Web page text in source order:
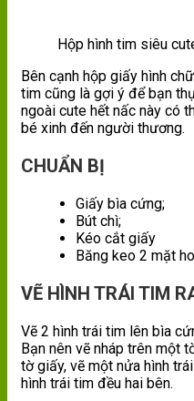
Hộp hình tim siêu
Bên cạnh hộp giấy hình
tim cũng là gợi ý để bạn
ngoài cute hết nấc này có
bé xinh đến người thương.
CHUẨN BỊ
Giấy bìa cứng;
Bút chì;
Kéo cắt giấy
Băng keo 2 mặt
VẼ HÌNH TRÁI TIM
Vẽ 2 hình trái tim lên bìa
Bạn nên vẽ nháp trên một
tờ giấy, vẽ một nửa hình
hình trái tim đều hai bên.